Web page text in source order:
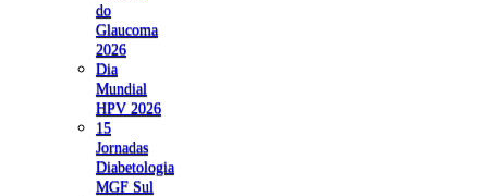
do
Glaucoma
2026
Dia
Mundial
HPV 2026
15
Jornadas
Diabetologia
MGF Sul